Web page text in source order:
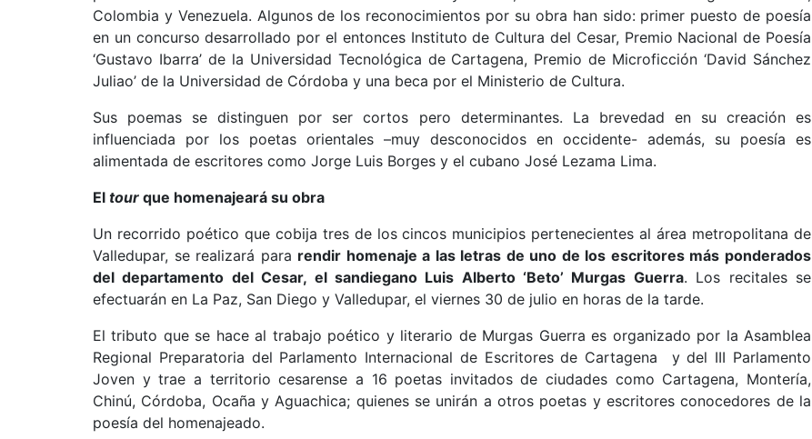
Colombia y Venezuela. Algunos de los reconocimientos por su obra han sido: primer puesto de poesía
en un concurso desarrollado por el entonces Instituto de Cultura del Cesar, Premio Nacional de Poesía
‘Gustavo Ibarra’ de la Universidad Tecnológica de Cartagena, Premio de Microficción ‘David Sánchez
Juliao’ de la Universidad de Córdoba y una beca por el Ministerio de Cultura.
Sus poemas se distinguen por ser cortos pero determinantes. La brevedad en su creación es
influenciada por los poetas orientales –muy desconocidos en occidente- además, su poesía es
alimentada de escritores como Jorge Luis Borges y el cubano José Lezama Lima.
El tour que homenajeará su obra
Un recorrido poético que cobija tres de los cincos municipios pertenecientes al área metropolitana de
Valledupar, se realizará para rendir homenaje a las letras de uno de los escritores más ponderados
del departamento del Cesar, el sandiegano Luis Alberto ‘Beto’ Murgas Guerra. Los recitales se
efectuarán en La Paz, San Diego y Valledupar, el viernes 30 de julio en horas de la tarde.
El tributo que se hace al trabajo poético y literario de Murgas Guerra es organizado por la Asamblea
Regional Preparatoria del Parlamento Internacional de Escritores de Cartagena y del III Parlamento
Joven y trae a territorio cesarense a 16 poetas invitados de ciudades como Cartagena, Montería,
Chinú, Córdoba, Ocaña y Aguachica; quienes se unirán a otros poetas y escritores conocedores de la
poesía del homenajeado.